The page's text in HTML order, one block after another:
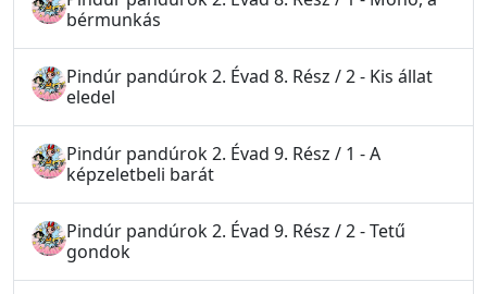
bérmunkás
Pindúr pandúrok 2. Évad 8. Rész / 2 - Kis állat
eledel
Pindúr pandúrok 2. Évad 9. Rész / 1 - A
képzeletbeli barát
Pindúr pandúrok 2. Évad 9. Rész / 2 - Tetű
gondok